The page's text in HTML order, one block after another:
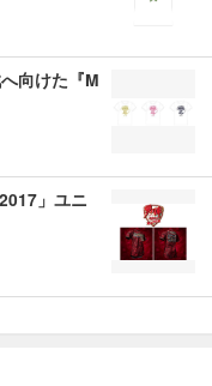
向けた『M
」ユニ